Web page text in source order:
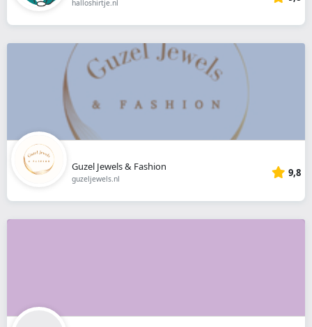
halloshirtje.nl
Guzel Jewels & Fashion
guzeljewels.nl 9,8